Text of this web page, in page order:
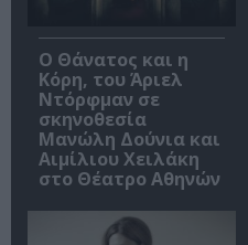
Ο Θάνατος και η
Κόρη, του Άριελ
Ντόρφμαν σε
σκηνοθεσία
Μανώλη Δούνια και
Αιμίλιου Χειλάκη
στο Θέατρο Αθηνών